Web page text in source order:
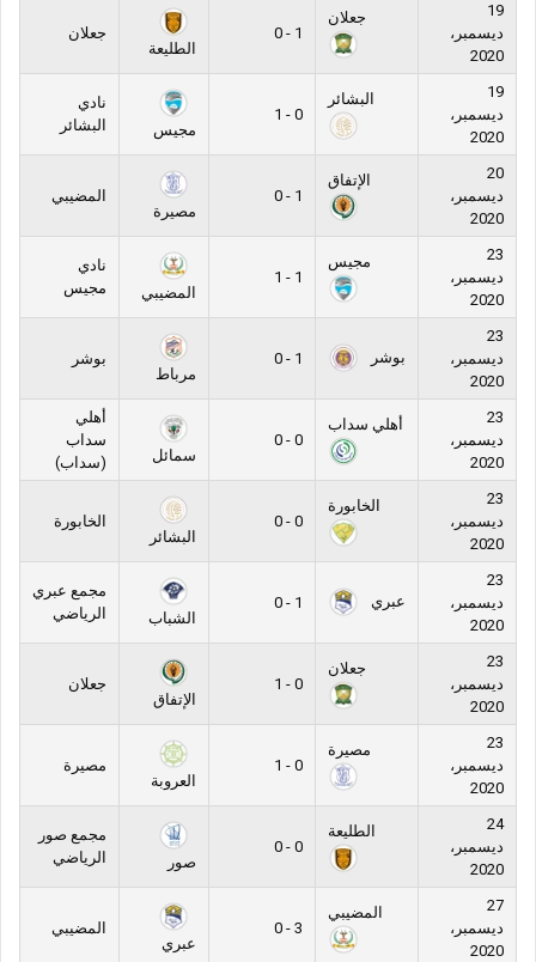
19
ديسمبر،
2020
جعلان
1 - 0
الطليعة
جعلان
19
ديسمبر،
2020
البشائر
0 - 1
مجيس
نادي
البشائر
20
ديسمبر،
2020
الإتفاق
1 - 0
مصيرة
المضيبي
23
ديسمبر،
2020
مجيس
1 - 1
المضيبي
نادي
مجيس
23
ديسمبر،
2020
بوشر
1 - 0
مرباط
بوشر
23
ديسمبر،
2020
أهلي سداب
0 - 0
سمائل
أهلي
سداب
(سداب)
23
ديسمبر،
2020
الخابورة
0 - 0
البشائر
الخابورة
23
ديسمبر،
2020
عبري
1 - 0
الشباب
مجمع عبري
الرياضي
23
ديسمبر،
2020
جعلان
0 - 1
الإتفاق
جعلان
23
ديسمبر،
2020
مصيرة
0 - 1
العروبة
مصيرة
24
ديسمبر،
2020
الطليعة
0 - 0
صور
مجمع صور
الرياضي
27
ديسمبر،
2020
المضيبي
3 - 0
عبري
المضيبي